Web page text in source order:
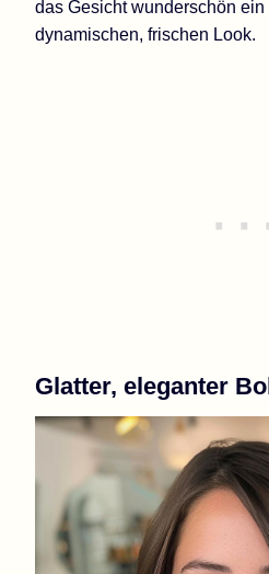
das Gesicht wunderschön
dynamischen, frischen Look.
Glatter, eleganter